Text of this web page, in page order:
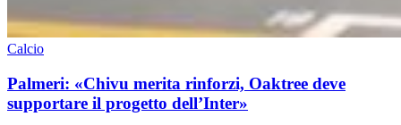
Calcio
Palmeri: «Chivu merita rinforzi, Oaktree deve
supportare il progetto dell’Inter»